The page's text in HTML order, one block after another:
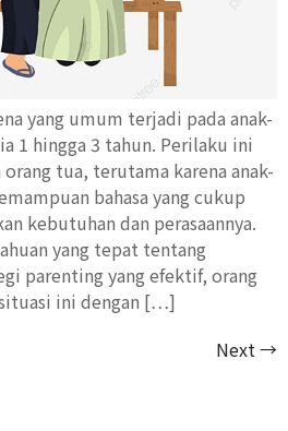
yang umum terjadi pada anak-
1 hingga 3 tahun. Perilaku ini
tua, terutama karena anak-
bahasa yang cukup
kebutuhan dan perasaannya.
yang tepat tentang
parenting yang efektif, orang
ini dengan […]
Next→